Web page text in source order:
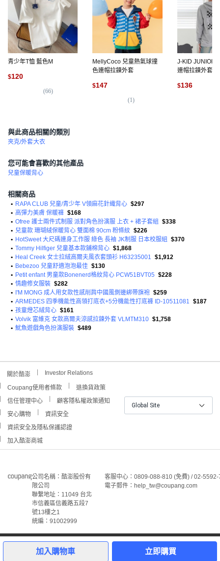
加入購物車 立即購買
青少年T恤 藍色M
$120
(66)
MellyCoco 兒童熱氣球撞
色連帽拉鍊外套
$147
(1)
J-KID JUNIOR
連帽拉鍊外套
$136
與此商品相關的類別
夾克/外套大衣
您可能會喜歡的其他產品
兒童保暖背心
相關商品
• RAPA CLUB 兒童/青少年 V領麻花針織背心 $297
• 高彈力美膚 保暖褲 $168
• Ofree 護士兩件式制服 派對角色扮演服 上衣 + 裙子套組
$338
• 兒童款 珊瑚絨保暖背心 雙面棉 90cm 粉條紋 $226
• HotSweet 大尺碼連身工作服 綠色 長袖 JK制服 日本校服組
$370
• Tommy Hilfiger 兒童基本款鋪棉背心 $1,868
• Heal Creek 女士拉絨高爾夫風衣套頭衫 H63235001 $1,912
• Bebezoo 兒童舒適泡泡最佳 $130
• Petit enfant 男童款Bonenerd格紋背心 PCW51BVT05 $228
• 情趣修女服裝 $282
•
I'M MONG 成人用女款性感削肩中國風側邊綁帶旗袍 $259
• ARMEDES 四季機能性高領打底衣+5分機能性打底褲 ID-10511081 $187
• 孩童燈芯絨背心 $161
• Volvik 富維克 女款高爾夫涼感拉鍊外套 VLMTM310 $1,758
• 魷魚遊戲角色扮演服裝 $489
關於酷澎 Investor Relations
Coupang使用者條款
退換貨政策
信任管理中心
顧客隱私權政策通知
安心購物
資訊安全
資訊安全及隱私保護認證
加入酷澎商城
Global Site
公司名稱：酷澎股份有
限公司
聯繫地址：11049 台北
市信義區信義路五段7
號13樓之1
統編：91002999
客服中心：0809-088-810 (免費) / 02-
電子郵件：help_tw@coupang.com
©Coupang Taiwan Co., Ltd. 保留所有權利。
本網站上顯示的所有商標、標誌和服務標誌均為酷澎股份有
限公司和/或其在美國和其他國家/地區註冊之關聯公司之所